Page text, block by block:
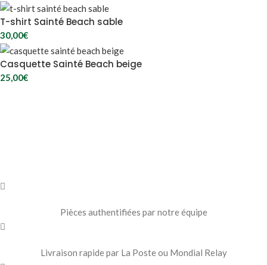
T-shirt Sainté Beach sable
30,00€
Casquette Sainté Beach beige
25,00€
Pièces authentifiées par notre équipe
Livraison rapide par La Poste ou Mondial Relay